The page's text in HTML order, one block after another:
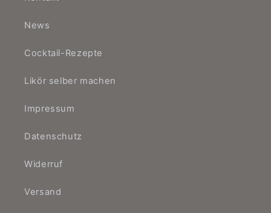
News
Cocktail-Rezepte
Likör selber machen
Impressum
Datenschutz
Widerruf
Versand